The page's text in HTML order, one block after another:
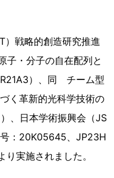
）戦略的創造研究推進
・分子の自在配列と
）、同 チーム型
く革新的光科学技術の
、日本学術振興会（JS
：20K05645、JP23H
実施されました。